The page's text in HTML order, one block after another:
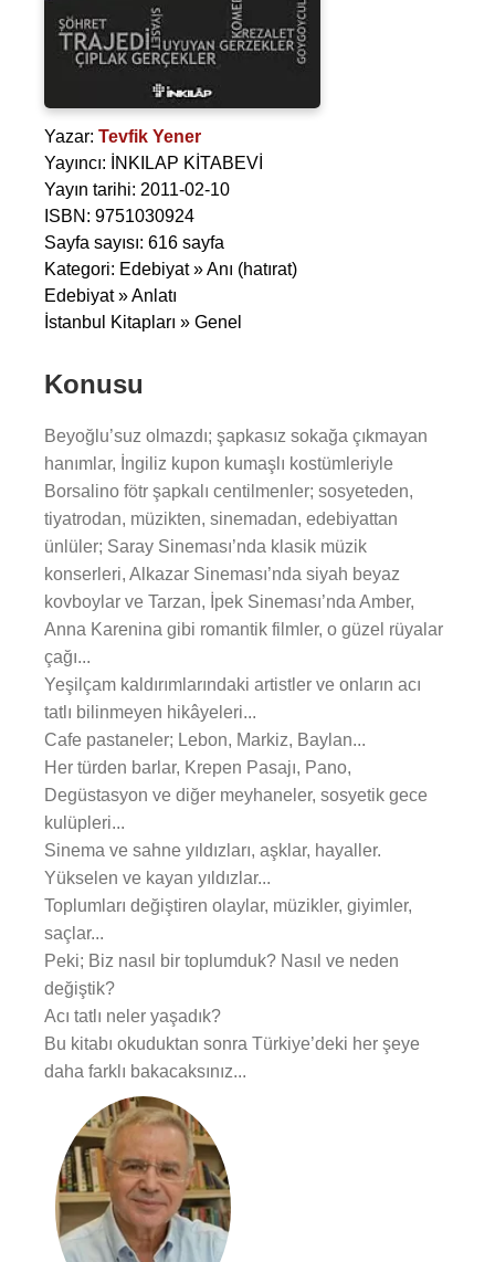
Yazar: Tevfik Yener
Yayıncı: İNKILAP KİTABEVİ
Yayın tarihi: 2011-02-10
ISBN: 9751030924
Sayfa sayısı: 616 sayfa
Kategori: Edebiyat » Anı (hatırat)
Edebiyat » Anlatı
İstanbul Kitapları » Genel
Konusu
Beyoğlu’suz olmazdı; şapkasız sokağa çıkmayan
hanımlar, İngiliz kupon kumaşlı kostümleriyle
Borsalino fötr şapkalı centilmenler; sosyeteden,
tiyatrodan, müzikten, sinemadan, edebiyattan
ünlüler; Saray Sineması’nda klasik müzik
konserleri, Alkazar Sineması’nda siyah beyaz
kovboylar ve Tarzan, İpek Sineması’nda Amber,
Anna Karenina gibi romantik filmler, o güzel rüyalar
çağı...
Yeşilçam kaldırımlarındaki artistler ve onların acı
tatlı bilinmeyen hikâyeleri...
Cafe pastaneler; Lebon, Markiz, Baylan...
Her türden barlar, Krepen Pasajı, Pano,
Degüstasyon ve diğer meyhaneler, sosyetik gece
kulüpleri...
Sinema ve sahne yıldızları, aşklar, hayaller.
Yükselen ve kayan yıldızlar...
Toplumları değiştiren olaylar, müzikler, giyimler,
saçlar...
Peki; Biz nasıl bir toplumduk? Nasıl ve neden
değiştik?
Acı tatlı neler yaşadık?
Bu kitabı okuduktan sonra Türkiye’deki her şeye
daha farklı bakacaksınız...